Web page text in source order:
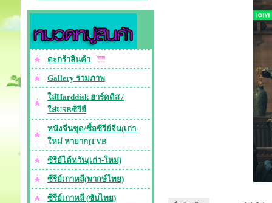
ตะกร้าสินค้า
Gallery รวมภาพ
ใส่Harddisk ฮาร์ดดิส /
ใส่USBซีรียื
หนังจีนชุด/ซื้อซีรีย์จีน(เก่า-
ใหม่ หายาก)TVB
ซีรีย์ไต้หวัน(เก่า-ใหม่)
ซีรีย์เกาหลี(พากษ์ไทย)
ซีรีย์เกาหลี (ซับไทย)